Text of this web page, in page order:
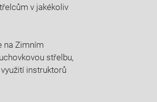
v jakékoliv
na Zimním
střelbu,
instruktorů